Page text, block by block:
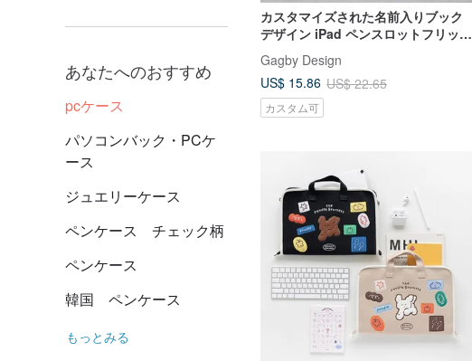
あなたへのおすすめ
pcケース
パソコンバック・PCケ
ース
ジュエリーケース
ペンケース チェック柄
ペンケース
韓国 ペンケース
もっとみる
カスタマイズされた名前入りブック
デザイン iPad ペンスロットフリップ
カバー Air 7 mini 12.9
Gagby Design
US$ 15.86 US$ 22.65
カスタム可